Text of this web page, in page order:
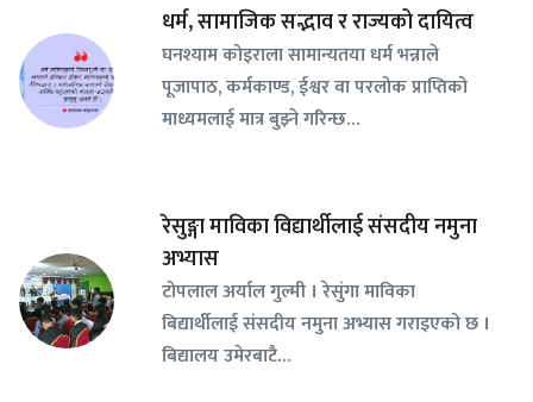
धर्म, सामाजिक सद्भाव र राज्यको दायित्व
घनश्याम कोइराला सामान्यतया धर्म भन्नाले
पूजापाठ, कर्मकाण्ड, ईश्वर वा परलोक प्राप्तिको
माध्यमलाई मात्र बुझ्ने गरिन्छ…
रेसुङ्गा माविका विद्यार्थीलाई संसदीय नमुना
अभ्यास
टोपलाल अर्याल गुल्मी । रेसुंगा माविका
बिद्यार्थीलाई संसदीय नमुना अभ्यास गराइएको छ ।
बिद्यालय उमेरबाटै…